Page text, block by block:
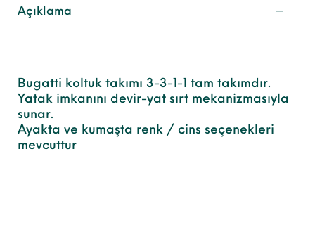
Açıklama
Bugatti koltuk takımı 3-3-1-1 tam takımdır.
Yatak imkanını devir-yat sırt mekanizmasıyla
sunar.
Ayakta ve kumaşta renk / cins seçenekleri
mevcuttur